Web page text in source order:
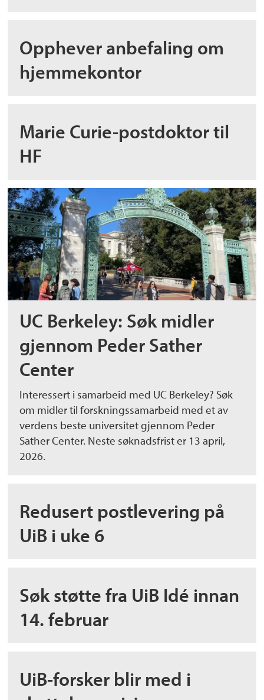
Opphever anbefaling om
hjemmekontor
Marie Curie-postdoktor til
HF
UC Berkeley: Søk midler
gjennom Peder Sather
Center
Interessert i samarbeid med UC Berkeley? Søk
om midler til forskningssamarbeid med et av
verdens beste universitet gjennom Peder
Sather Center. Neste søknadsfrist er 13 april,
2026.
Redusert postlevering på
UiB i uke 6
Søk støtte fra UiB Idé innan
14. februar
UiB-forsker blir med i